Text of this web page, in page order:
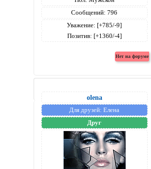
Сообщений: 796
Уважение: [+785/-9]
Позитив: [+1360/-4]
olena
Для друзей: Елена
Друг